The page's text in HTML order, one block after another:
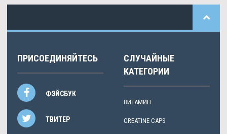
ПРИСОЕДИНЯЙТЕСЬ
ФЭЙСБУК
ТВИТЕР
СЛУЧАЙНЫЕ
КАТЕГОРИИ
ВИТАМИН
CREATINE CAPS